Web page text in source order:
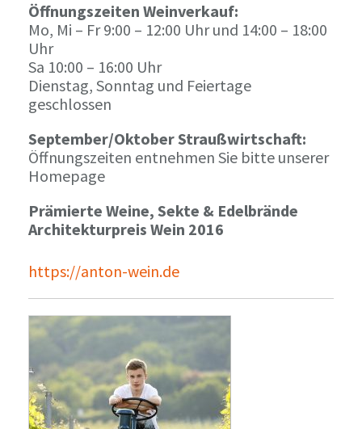
Öffnungszeiten Weinverkauf:
Mo, Mi – Fr 9:00 – 12:00 Uhr und 14:00 – 18:00
Uhr
Sa 10:00 – 16:00 Uhr
Dienstag, Sonntag und Feiertage
geschlossen
September/Oktober Straußwirtschaft:
Öffnungszeiten entnehmen Sie bitte unserer
Homepage
Prämierte Weine, Sekte & Edelbrände
Architekturpreis Wein 2016
https://anton-wein.de